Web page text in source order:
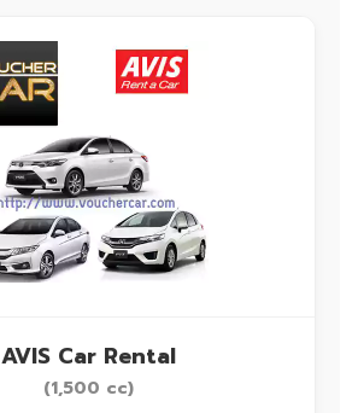
AVIS Car Rental
(1,500 cc)